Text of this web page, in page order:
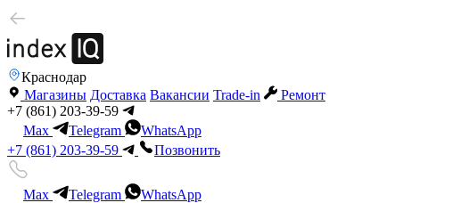
Краснодар
Магазины Доставка Вакансии Trade-in
Ремонт
+7 (861) 203-39-59
Max
Telegram
WhatsApp
+7 (861) 203-39-59
Позвонить
Max Telegram
WhatsApp